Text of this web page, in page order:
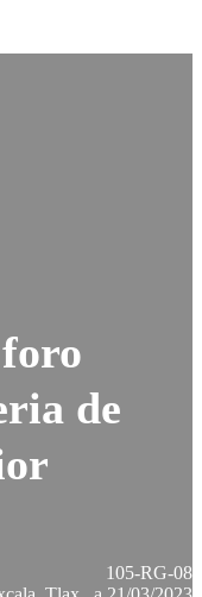
de
105-RG-08